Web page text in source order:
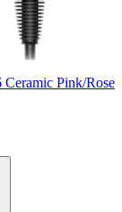
Pink/Rose